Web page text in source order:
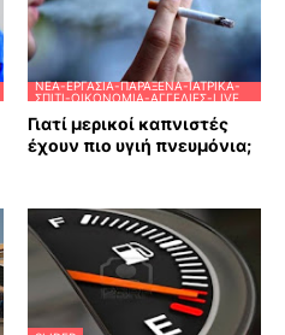
ΝΈΑ-ΕΡΓΑΣΊΑ-ΠΑΡΆΞΕΝΑ-ΙΑΤΡΙΚΆ-
ΣΠΊΤΙ-ΟΙΚΟΝΟΜΊΑ-ΑΓΓΕΛΊΕΣ-LIVE
Γιατί μερικοί καπνιστές
έχουν πιο υγιή πνευμόνια;